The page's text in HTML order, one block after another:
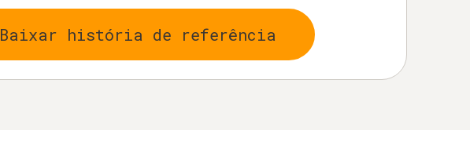
Baixar história de referência